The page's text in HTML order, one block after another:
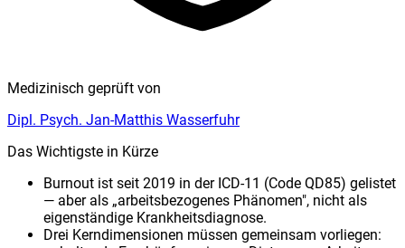
Medizinisch geprüft von
Dipl. Psych. Jan-Matthis Wasserfuhr
Das Wichtigste in Kürze
Burnout ist seit 2019 in der ICD-11 (Code QD85) gelistet
— aber als „arbeitsbezogenes Phänomen", nicht als
eigenständige Krankheitsdiagnose.
Drei Kerndimensionen müssen gemeinsam vorliegen: